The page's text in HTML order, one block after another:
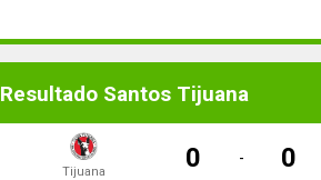
Resultado Santos Tijuana
Tijuana 0 - 0